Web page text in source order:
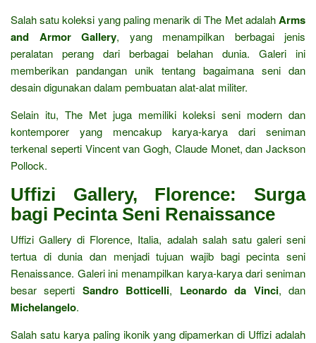
Salah satu koleksi yang paling menarik di The Met adalahArms
and Armor Gallery, yang menampilkan berbagai jenis
peralatan perang dari berbagai belahan dunia. Galeri ini
memberikan pandangan unik tentang bagaimana seni dan
desain digunakan dalam pembuatan alat-alat militer.
Selain itu, The Met juga memiliki koleksi seni modern dan
kontemporer yang mencakup karya-karya dari seniman
terkenal seperti Vincent van Gogh, Claude Monet, dan Jackson
Pollock.
Uffizi Gallery, Florence: Surga
bagi Pecinta Seni Renaissance
Uffizi Gallery di Florence, Italia, adalah salah satu galeri seni
tertua di dunia dan menjadi tujuan wajib bagi pecinta seni
Renaissance. Galeri ini menampilkan karya-karya dari seniman
besar seperti Sandro Botticelli, Leonardo da Vinci, dan
Michelangelo.
Salah satu karya paling ikonik yang dipamerkan di Uffizi adalah